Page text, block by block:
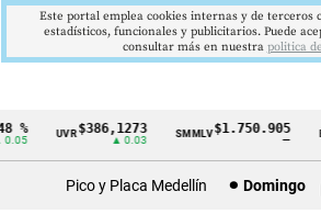
Cintillo
UVR$386,1273
▲ 0.03
SMMLV$1.750.905
Pico y Placa Medellín Domingo
Este portal emplea cookies internas y de terceros
estadísticos, funcionales y publicitarios. Puede
consultar más en nuestra politica